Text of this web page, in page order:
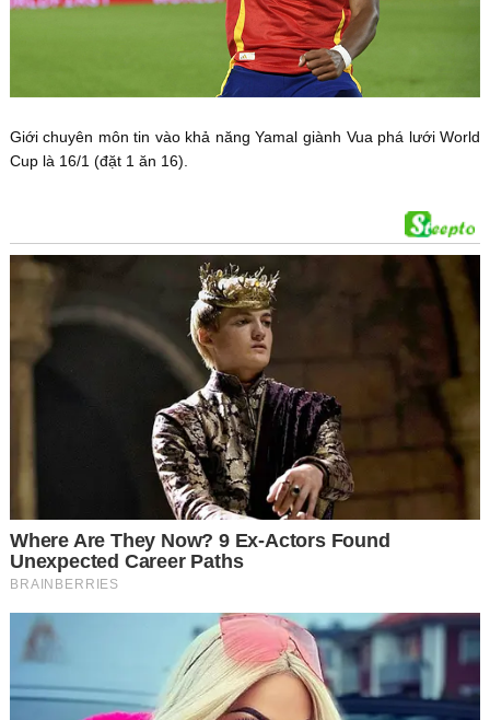
Giới chuyên môn tin vào khả năng Yamal giành Vua phá lưới World
Cup là 16/1 (đặt 1 ăn 16).